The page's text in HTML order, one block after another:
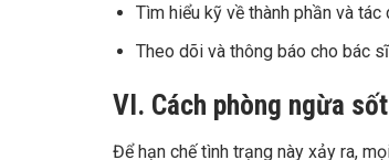
Tìm hiểu kỹ về thành phần và
Theo dõi và thông báo cho bác
VI. Cách phòng ngừa
Để hạn chế tình trạng này xảy ra,